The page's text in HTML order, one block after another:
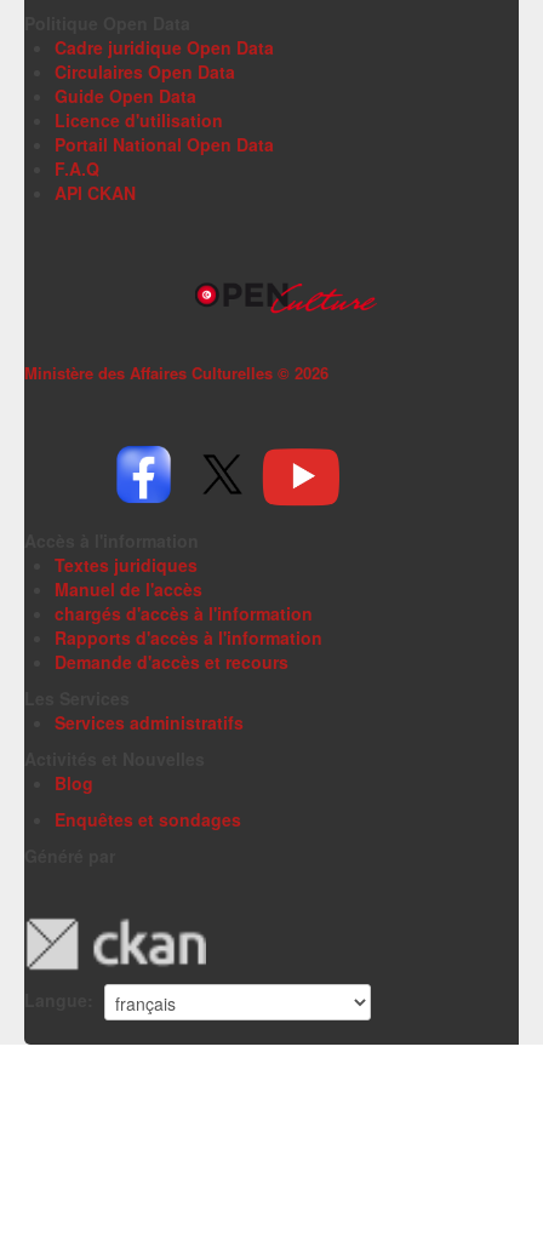
Cadre juridique Open Data
Circulaires Open Data
Guide Open Data
Licence d'utilisation
Portail National Open Data
F.A.Q
API CKAN
Ministère des Affaires Culturelles © 2026
Textes juridiques
Manuel de l'accès
chargés d'accès à l'information
Rapports d'accès à l'information
Demande d'accès et recours
Services administratifs
Blog
Enquêtes et sondages